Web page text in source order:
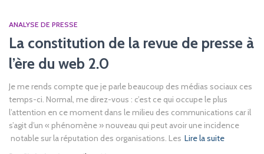
ANALYSE DE PRESSE
La constitution de la revue de presse à
l’ère du web 2.0
Je me rends compte que je parle beaucoup des médias sociaux ces
temps-ci. Normal, me direz-vous : c’est ce qui occupe le plus
l’attention en ce moment dans le milieu des communications car il
s’agit d’un « phénomène » nouveau qui peut avoir une incidence
notable sur la réputation des organisations. Les Lire la suite